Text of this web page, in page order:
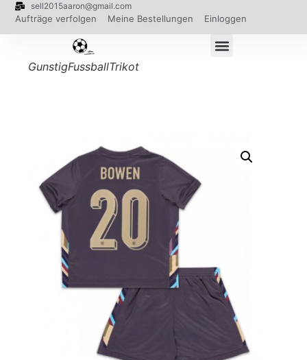
sell2015aaron@gmail.com
Aufträge verfolgen Meine Bestellungen Einloggen
GunstigFussballTrikot